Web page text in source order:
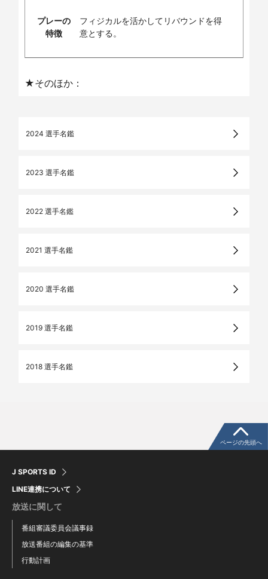
プレーの
特徴
フィジカルを活かしてリバウンドを得
意とする。
★そのほか：
2024 選手名鑑
2023 選手名鑑
2022 選手名鑑
2021 選手名鑑
2020 選手名鑑
2019 選手名鑑
2018 選手名鑑
J SPORTS ID
LINE連携について
放送に関して
番組審議委員会議事録
放送番組の編集の基準
行動計画
ページの先頭へ